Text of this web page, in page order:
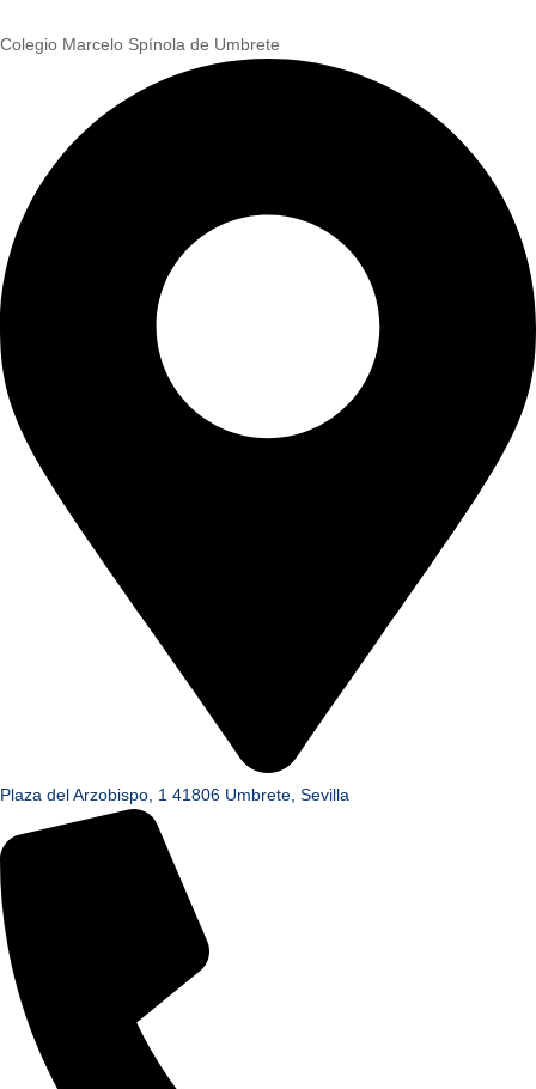
Colegio Marcelo Spínola de Umbrete
Plaza del Arzobispo, 1 41806 Umbrete, Sevilla